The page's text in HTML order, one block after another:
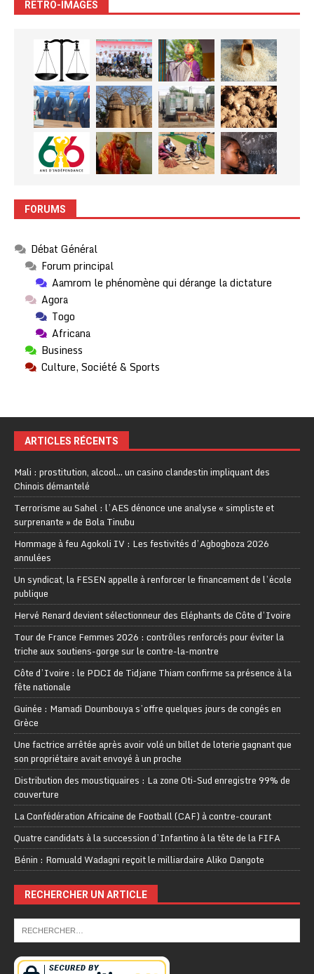
RETRO-IMAGES
FORUMS
Débat Général
Forum principal
Aamrom le phénomène qui dérange la dictature
Agora
Togo
Africana
Business
Culture, Société & Sports
ARTICLES RÉCENTS
Mali : prostitution, alcool… un casino clandestin impliquant des
Chinois démantelé
Terrorisme au Sahel : l’AES dénonce une analyse « simpliste et
surprenante » de Bola Tinubu
Hommage à feu Agokoli IV : Les festivités d’Agbogboza 2026
annulées
Un syndicat, la FESEN appelle à renforcer le financement de l’école
publique
Hervé Renard devient sélectionneur des Eléphants de Côte d’Ivoire
Tour de France Femmes 2026 : contrôles renforcés pour éviter la
triche aux soutiens-gorge sur le contre-la-montre
Côte d’Ivoire : le PDCI de Tidjane Thiam confirme sa présence à la
fête nationale
Guinée : Mamadi Doumbouya s’offre quelques jours de congés en
Grèce
Une factrice arrêtée après avoir volé un billet de loterie gagnant que
son propriétaire avait envoyé à un proche
Distribution des moustiquaires : La zone Oti-Sud enregistre 99% de
couverture
La Confédération Africaine de Football (CAF) à contre-courant
Quatre candidats à la succession d’Infantino à la tête de la FIFA
Bénin : Romuald Wadagni reçoit le milliardaire Aliko Dangote
RECHERCHER UN ARTICLE